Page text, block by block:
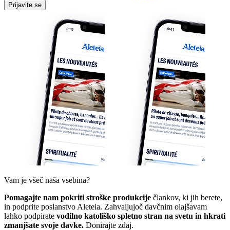
Prijavite se
Vam je všeč naša vsebina?
Pomagajte nam pokriti stroške produkcije člankov, ki jih berete,
in podprite poslanstvo Aleteia. Zahvaljujoč davčnim olajšavam
lahko podpirate vodilno katoliško spletno stran na svetu in hkrati
zmanjšate svoje davke. Donirajte zdaj.